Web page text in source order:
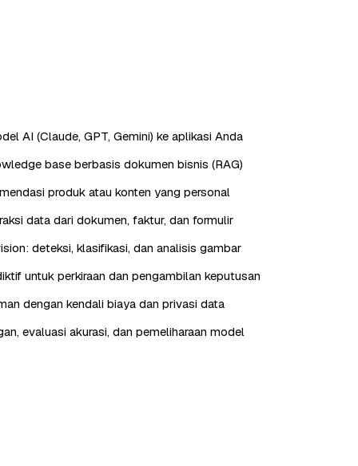
AI (Claude, GPT, Gemini) ke aplikasi Anda
base berbasis dokumen bisnis (RAG)
produk atau konten yang personal
data dari dokumen, faktur, dan formulir
deteksi, klasifikasi, dan analisis gambar
untuk perkiraan dan pengambilan keputusan
dengan kendali biaya dan privasi data
evaluasi akurasi, dan pemeliharaan model